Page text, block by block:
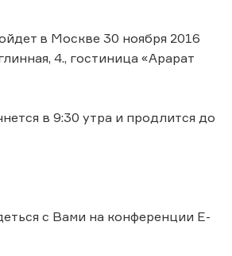
в Москве 30 ноября 2016
4., гостиница «Арарат
в 9:30 утра и продлится до
с Вами на конференции Е-